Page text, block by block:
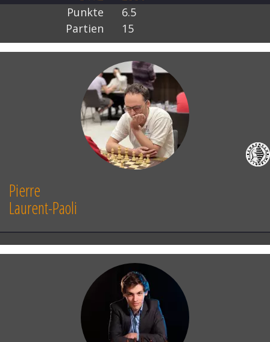
Punkte
6.5
Partien
15
Pierre
Laurent-Paoli